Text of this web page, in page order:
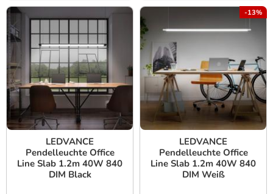
LEDVANCE
Pendelleuchte Office
Line Slab 1.2m 40W 840
DIM Black
-13%
LEDVANCE
Pendelleuchte Office
Line Slab 1.2m 40W 840
DIM Weiß